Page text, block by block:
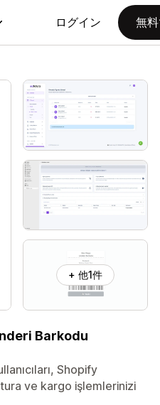
ログイン 無
+ 他1件
Barkodu
Shopify
ve kargo işlemlerinizi